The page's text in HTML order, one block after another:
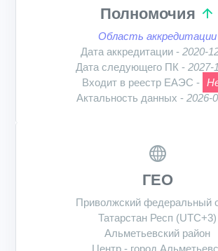
Полномочия
Область аккредитации
Дата аккредитации - 2020-
Дата следующего ПК - 2027-
Входит в реестр ЕАЭС -
Актальность данных - 2026-
ГЕО
Приволжский федеральный
Татарстан Респ (UTC+3)
Альметьевский район
Центр - город